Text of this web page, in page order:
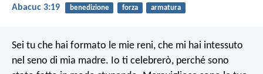
Abacuc 3:19 benedizione forza armatura
Sei tu che hai formato le mie reni, che mi hai intessuto
nel seno di mia madre. Io ti celebrerò, perché sono